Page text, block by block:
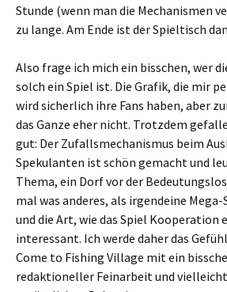
Stunde (wenn man die Mechanismen
zu lange. Am Ende ist der Spieltisch
Also frage ich mich ein bisschen, wer
solch ein Spiel ist. Die Grafik, die mir
wird sicherlich ihre Fans haben, aber
das Ganze eher nicht. Trotzdem
gut: Der Zufallsmechanismus beim
Spekulanten ist schön gemacht und
Thema, ein Dorf vor der
mal was anderes, als irgendeine
und die Art, wie das Spiel Kooperation
interessant. Ich werde daher das
Come to Fishing Village mit ein
redaktioneller Feinarbeit und